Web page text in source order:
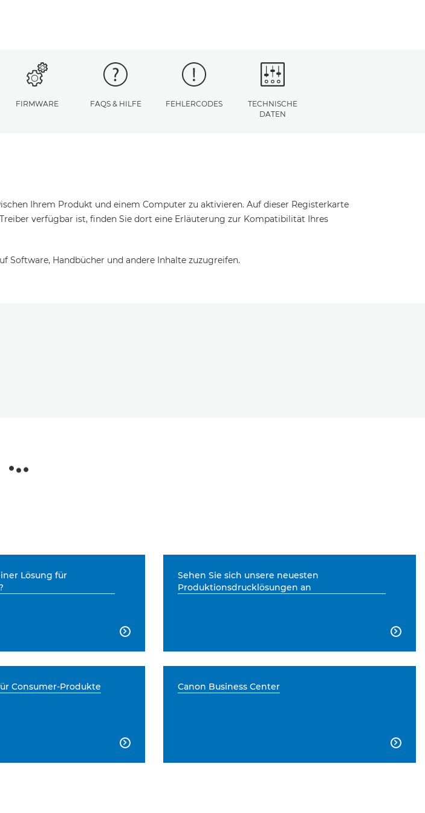
FIRMWARE FAQS & HILFE FEHLERCODES
TECHNISCHE
DATEN
Ihrem Produkt und einem Computer zu aktivieren. Auf dieser Registerkarte
verfügbar ist, finden Sie dort eine Erläuterung zur Kompatibilität Ihres
Software, Handbücher und andere Inhalte zuzugreifen.
Lösung für

Sehen Sie sich unsere neuesten
Produktionsdrucklösungen an

Consumer-Produkte

Canon Business Center
